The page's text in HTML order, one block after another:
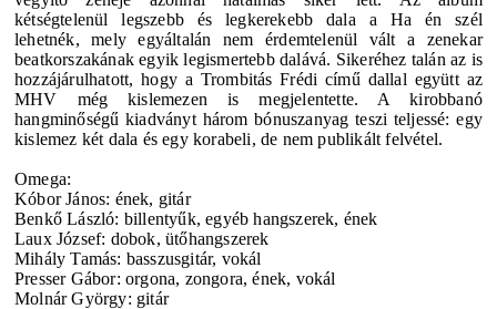
kétségtelenül legszebb és legkerekebb dala a Ha én szél
lehetnék, mely egyáltalán nem érdemtelenül vált a zenekar
beatkorszakának egyik legismertebb dalává. Sikeréhez talán az is
hozzájárulhatott, hogy a Trombitás Frédi című dallal együtt az
MHV még kislemezen is megjelentette. A kirobbanó
hangminőségű kiadványt három bónuszanyag teszi teljessé: egy
kislemez két dala és egy korabeli, de nem publikált felvétel.
Omega:
Kóbor János: ének, gitár
Benkő László: billentyűk, egyéb hangszerek, ének
Laux József: dobok, ütőhangszerek
Mihály Tamás: basszusgitár, vokál
Presser Gábor: orgona, zongora, ének, vokál
Molnár György: gitár